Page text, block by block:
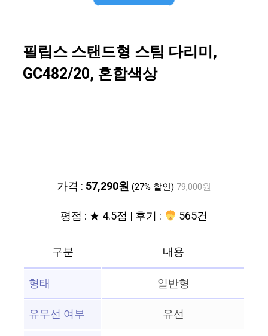
필립스 스탠드형 스팀 다리미,
GC482/20, 혼합색상
가격 : 57,290원 (27% 할인) 79,000원
평점 : ★ 4.5점 | 후기 : 565건
구분
내용
형태
일반형
유무선 여부
유선